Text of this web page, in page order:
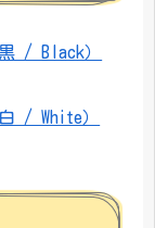
/ Black）
/ White）